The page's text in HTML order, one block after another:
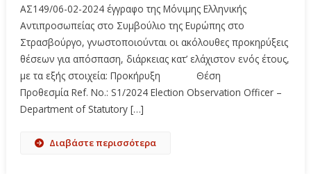
ΑΣ149/06-02-2024 έγγραφο της Μόνιμης Ελληνικής
Αντιπροσωπείας στο Συμβούλιο της Ευρώπης στο
Στρασβούργο, γνωστοποιούνται οι ακόλουθες προκηρύξεις
θέσεων για απόσπαση, διάρκειας κατ’ ελάχιστον ενός έτους,
με τα εξής στοιχεία: Προκήρυξη Θέση
Προθεσμία Ref. No.: S1/2024 Election Observation Officer –
Department of Statutory […]
Διαβάστε περισσότερα